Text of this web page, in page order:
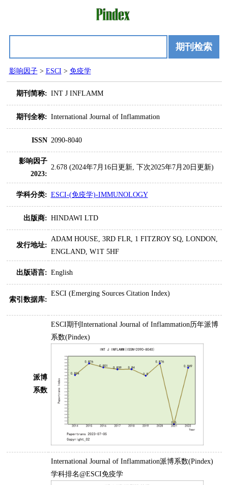
期刊检索
影响因子> ESCI > 免疫学
期刊简称: INT J INFLAMM
期刊全称: International Journal of Inflammation
ISSN 2090-8040
影响因子
2023:
2.678 (2024年7月16日更新, 下次2025年7月20日更新)
学科分类: ESCI-(免疫学)-IMMUNOLOGY
出版商: HINDAWI LTD
发行地址:
ADAM HOUSE, 3RD FLR, 1 FITZROY SQ, LONDON,
ENGLAND, W1T 5HF
出版语言: English
索引数据库:
ESCI (Emerging Sources Citation Index)
派博
系数
ESCI期刊International Journal of Inflammation历年派博
系数(Pindex)
International Journal of Inflammation派博系数(Pindex)
学科排名@ESCI免疫学